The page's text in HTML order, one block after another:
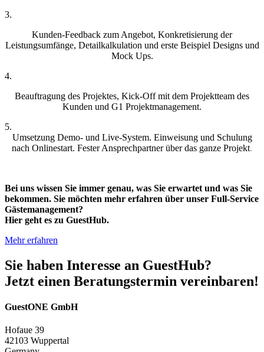
3.
Kunden-Feedback zum Angebot, Konkretisierung der
Leistungsumfänge, Detailkalkulation und erste Beispiel Designs und
Mock Ups.
4.
Beauftragung des Projektes, Kick-Off mit dem Projektteam des
Kunden und G1 Projektmanagement.
5.
Umsetzung Demo- und Live-System. Einweisung und Schulung
nach Onlinestart. Fester Ansprechpartner über das ganze Projekt.
Bei uns wissen Sie immer genau, was Sie erwartet und was Sie
bekommen. Sie möchten mehr erfahren über unser Full-Service
Gästemanagement?
Hier geht es zu GuestHub.
Mehr erfahren
Sie haben Interesse an GuestHub?
Jetzt einen Beratungstermin vereinbaren!
GuestONE GmbH
Hofaue 39
42103 Wuppertal